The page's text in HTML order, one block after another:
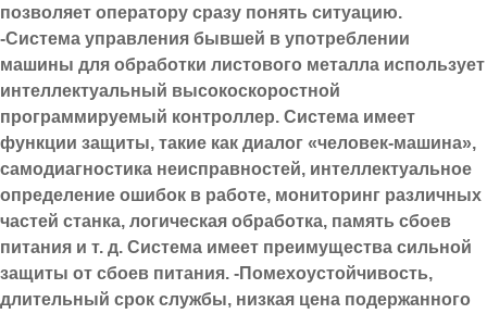
позволяет оператору сразу понять ситуацию.
-Система управления бывшей в употреблении
машины для обработки листового металла использует
интеллектуальный высокоскоростной
программируемый контроллер. Система имеет
функции защиты, такие как диалог «человек-машина»,
самодиагностика неисправностей, интеллектуальное
определение ошибок в работе, мониторинг различных
частей станка, логическая обработка, память сбоев
питания и т. д. Система имеет преимущества сильной
защиты от сбоев питания. -Помехоустойчивость,
длительный срок службы, низкая цена подержанного